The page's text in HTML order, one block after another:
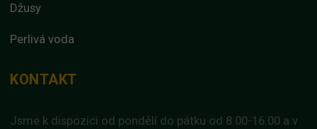
Džusy
Perlivá voda
KONTAKT
Jsme k dispozici od pondělí do pátku od 8:00-16.00 a v